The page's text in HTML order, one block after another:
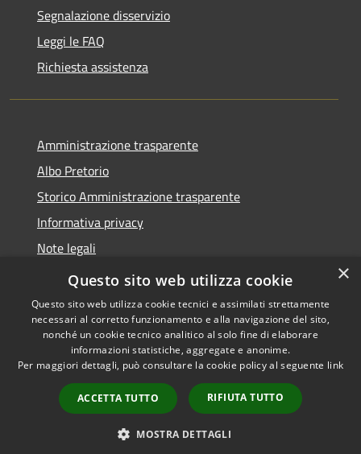
Segnalazione disservizio
Leggi le FAQ
Richiesta assistenza
Amministrazione trasparente
Albo Pretorio
Storico Amministrazione trasparente
Informativa privacy
Note legali
Dichiarazione di accessibilità
Accessibilità
Copyright © 2026 • Comune di
Rosate • Powered by
Municipium•
Accesso
redazione
×
Questo sito web utilizza cookie
Questo sito web utilizza cookie tecnici e assimilati strettamente
necessari al corretto funzionamento e alla navigazione del sito,
nonché un cookie tecnico analitico al solo fine di elaborare
informazioni statistiche, aggregate e anonime.
Per maggiori dettagli, può consultare la cookie policy al seguente link
ACCETTA TUTTO RIFIUTA TUTTO
MOSTRA DETTAGLI